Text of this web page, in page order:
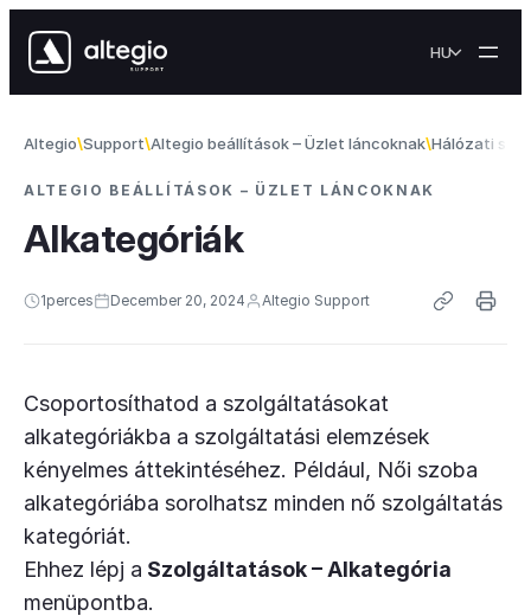
HU
Altegio Support Altegio beállítások – Üzlet láncoknak Hálózati
ALTEGIO BEÁLLÍTÁSOK – ÜZLET LÁNCOKNAK
Alkategóriák
1perces December 20, 2024 Altegio Support
Csoportosíthatod a szolgáltatásokat
alkategóriákba a szolgáltatási elemzések
kényelmes áttekintéséhez. Például, Női szoba
alkategóriába sorolhatsz minden nő szolgáltatás
kategóriát.
Ehhez lépj a Szolgáltatások – Alkategória
menüpontba.